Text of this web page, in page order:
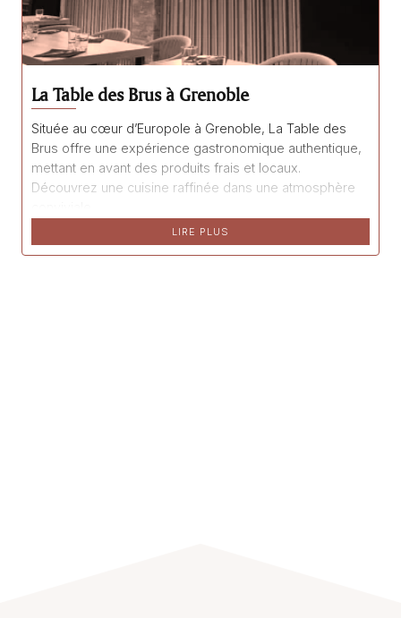
La Table des Brus à Grenoble
Située au cœur d’Europole à Grenoble, La Table des
Brus offre une expérience gastronomique authentique,
mettant en avant des produits frais et locaux.
Découvrez une cuisine raffinée dans une atmosphère
LIRE PLUS